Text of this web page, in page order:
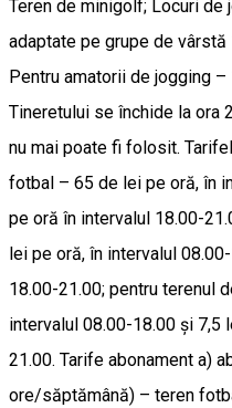
Teren de minigolf; Locuri de
adaptate pe grupe de
Pentru amatorii de jogging
Tineretului se închide la ora
nu mai poate fi folosit.
fotbal – 65 de lei pe oră, în
pe oră în intervalul 18.00-
lei pe oră, în intervalul
18.00-21.00; pentru terenul
intervalul 08.00-18.00 și 7,5
21.00. Tarife abonament a)
ore/săptămână) – teren